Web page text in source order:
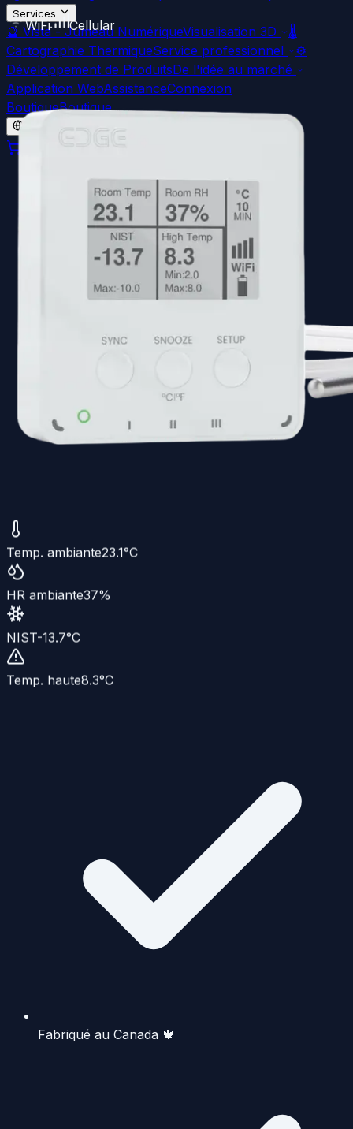
Services
🔮 Vista - Jumeau NumériqueVisualisation 3D
🌡️
Cartographie ThermiqueService professionnel
⚙️
Développement de ProduitsDe l'idée au marché
Application WebAssistanceConnexion
BoutiqueBoutique
WiFi Cellular
Temp. ambiante23.1°C
HR ambiante37 %
NIST -13.7°C
Temp. haute8.3°C
Fabriqué au Canada 🍁